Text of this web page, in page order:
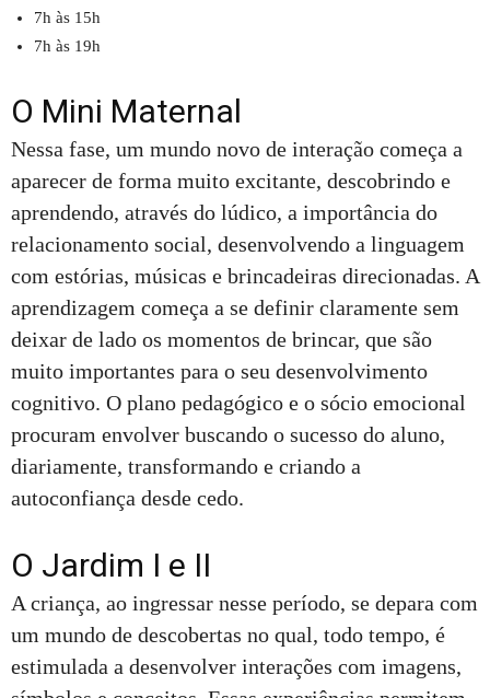
7h às 15h
7h às 19h
O Mini Maternal
Nessa fase, um mundo novo de interação começa a
aparecer de forma muito excitante, descobrindo e
aprendendo, através do lúdico, a importância do
relacionamento social, desenvolvendo a linguagem
com estórias, músicas e brincadeiras direcionadas. A
aprendizagem começa a se definir claramente sem
deixar de lado os momentos de brincar, que são
muito importantes para o seu desenvolvimento
cognitivo. O plano pedagógico e o sócio emocional
procuram envolver buscando o sucesso do aluno,
diariamente, transformando e criando a
autoconfiança desde cedo.
O Jardim I e II
A criança, ao ingressar nesse período, se depara com
um mundo de descobertas no qual, todo tempo, é
estimulada a desenvolver interações com imagens,